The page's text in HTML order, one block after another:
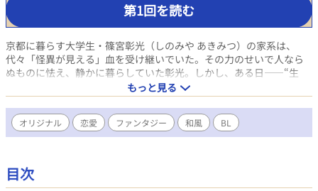
第1回を読む
京都に暮らす大学生・篠宮彰光（しのみや あきみつ）の家系は、
代々「怪異が見える」血を受け継いでいた。その力のせいで人なら
ぬものに怯え、静かに暮らしていた彰光。しかし、ある日――“生
神”と呼ばれ、人々から畏れ崇められる存在・威吹（いぶき）と出会
う。出会いをきっかけに、威吹は彰光へと強い執着を見せ、やがて彰
光は、自分と威吹が“前世”から深く結ばれていたことを知り――!?
時を越えて紡がれる、人と神の愛の物語。
もっと見る
オリジナル 恋愛 ファンタジー 和風 BL
目次